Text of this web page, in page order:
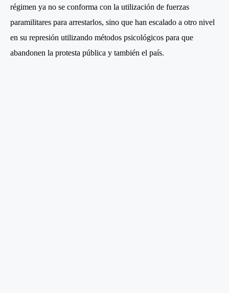
régimen ya no se conforma con la utilización de fuerzas
paramilitares para arrestarlos, sino que han escalado a otro nivel
en su represión utilizando métodos psicológicos para que
abandonen la protesta pública y también el país.